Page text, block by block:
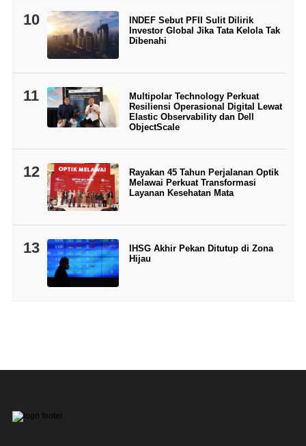
10
INDEF Sebut PFII Sulit Dilirik
Investor Global Jika Tata Kelola Tak
Dibenahi
11
Multipolar Technology Perkuat
Resiliensi Operasional Digital Lewat
Elastic Observability dan Dell
ObjectScale
12
Rayakan 45 Tahun Perjalanan Optik
Melawai Perkuat Transformasi
Layanan Kesehatan Mata
13
IHSG Akhir Pekan Ditutup di Zona
Hijau